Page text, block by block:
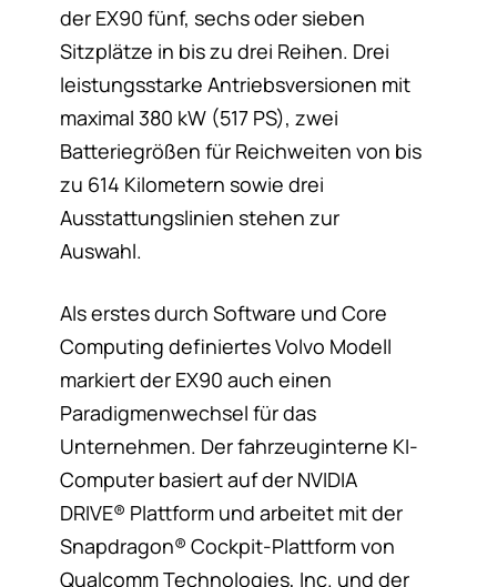
der EX90 fünf, sechs oder sieben
Sitzplätze in bis zu drei Reihen. Drei
leistungsstarke Antriebsversionen mit
maximal 380 kW (517 PS), zwei
Batteriegrößen für Reichweiten von bis
zu 614 Kilometern sowie drei
Ausstattungslinien stehen zur
Auswahl.
Als erstes durch Software und Core
Computing definiertes Volvo Modell
markiert der EX90 auch einen
Paradigmenwechsel für das
Unternehmen. Der fahrzeuginterne KI-
Computer basiert auf der NVIDIA
DRIVE® Plattform und arbeitet mit der
Snapdragon® Cockpit-Plattform von
Qualcomm Technologies, Inc. und der